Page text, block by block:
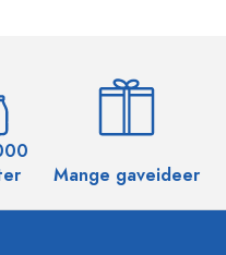
Mange gaveideer